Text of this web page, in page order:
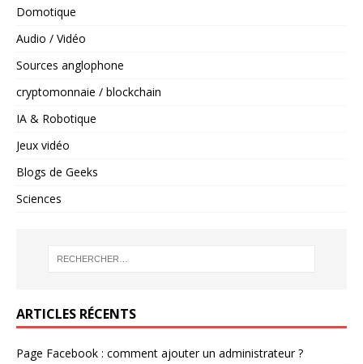
Domotique
Audio / Vidéo
Sources anglophone
cryptomonnaie / blockchain
IA & Robotique
Jeux vidéo
Blogs de Geeks
Sciences
ARTICLES RÉCENTS
Page Facebook : comment ajouter un administrateur ?